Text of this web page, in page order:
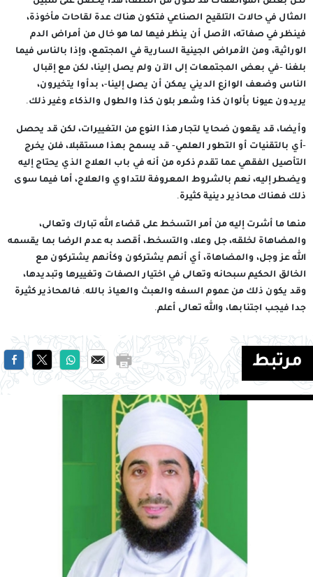
المثال في حالات التلقيح الصناعي فتكون هناك عدة لقاحات مأخوذة،
فينظر في صفاته، الأصل أن ينظر فيها لما هو خال من أمراض الدم
الوراثية، ومن الأمراض الجينية السارية في المجتمع، وإذا بالناس فيما
بلغنا -في بعض المجتمعات إلى الآن ولم يصل إلينا، لكن مع إقبال
الناس وضعف الوازع الديني يمكن أن يصل إلينا-، بدأوا يتخيرون،
يريدون عيونا بألوان كذا وشعر بلون كذا والطول والذكاء وغير ذلك.
وأيضا، قد يقعون ضحايا لتجار هذا النوع من التغييرات، لكن قد يحصل
-أي بالتقنيات أو التطور العلمي- قد يسمح بهذا مستقبلا، فلن يخرج
التأصيل الفقهي عما تقدم ذكره من أنه في باب العلاج الذي يحتاج إليه
ويضطر إليه، نعم بالشروط المعروفة للتداوي والعلاج، أما فيما سوى
ذلك فهناك محاذير دينية كثيرة.
منها ما أشرت إليه من أمر التسخط على قضاء الله تبارك وتعالى،
والمضاهاة لخلقه، جل وعلا، والتسخط، أقصد به عدم الرضا بما يقسمه
الله عز وجل، والمضاهاة، أي أنهم يشتركون وكأنهم يشتركون مع
الخالق الحكيم سبحانه وتعالى في اختيار الصفات وتغييرها وتبديدها،
وقد يكون ذلك من عموم السفه والعبث والعياذ بالله. فالمحاذير كثيرة
جدا فيجب اجتنابها، والله تعالى أعلم.
مرتبط